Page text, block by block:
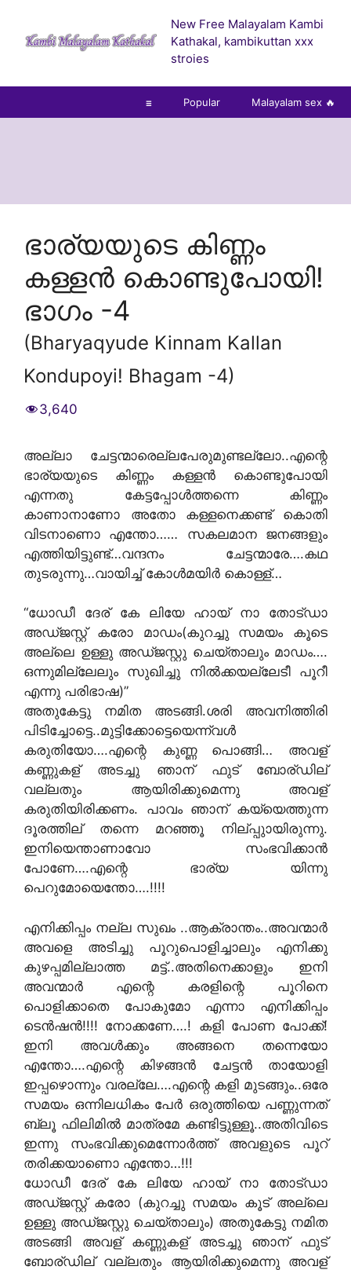
content
New Free Malayalam Kambi
Kathakal, kambikuttan xxx
stroies
☰ Popular Malayalam sex 🔥
ഭാര്യയുടെ കിണ്ണം
കള്ളന്‍ കൊണ്ടുപോയി!
ഭാഗം -4
(Bharyaqyude Kinnam Kallan
Kondupoyi! Bhagam -4)
3,640
അല്ലാ ചേട്ടന്മാരെല്ലപേരുമുണ്ടല്ലോ..എന്റെ
ഭാര്യയുടെ കിണ്ണം കള്ളന്‍ കൊണ്ടുപോയി
എന്നതു കേട്ടപ്പോള്‍ത്തന്നെ കിണ്ണം
കാണാനാണോ അതോ കള്ളനെക്കണ്ട് കൊതി
വിടനാണൊ എന്തോ…… സകലമാന ജനങ്ങളും
എത്തിയിട്ടുണ്ട്…വന്ദനം ചേട്ടന്മാരേ….കഥ
തുടരുന്നു…വായിച്ച് കോള്‍മയിര്‍ കൊള്ള്…
“ധോഡീ ദേര് കേ ലിയേ ഹായ് നാ തോട്ഡാ
അഡ്ജസ്റ്റ് കരോ മാഡം(കുറച്ചു സമയം കൂടെ
അല്ലെ ഉള്ളു അഡ്ജസ്റ്റു ചെയ്താലും മാഡം….
ഒന്നുമില്ലേലും സുഖിച്ചു നില്‍ക്കയല്ലേടീ പൂറീ
എന്നു പരിഭാഷ)”
അതുകേട്ടു നമിത അടങ്ങി.ശരി അവനിത്തിരി
പിടിച്ചോട്ടെ..മുട്ടിക്കോട്ടെയെന്ന്വള്‍
കരുതിയോ….എന്റെ കുണ്ണ പൊങ്ങി… അവള്
കണ്ണുകള് അടച്ചു ഞാന് ഫുട് ബോര്ഡില്
വല്ലതും ആയിരിക്കുമെന്നു അവള്
കരുതിയിരിക്കണം. പാവം ഞാന് കയ്യെത്തുന്ന
ദൂരത്തില് തന്നെ മറഞ്ഞൂ നില്പ്പുായിരുന്നു.
ഇനിയെന്താണാവോ സംഭവിക്കാന്‍
പോണേ….എന്റെ ഭാര്യ യിന്നു
പെറുമോയെന്തോ….!!!!
എനിക്കിപ്പം നല്ല സുഖം ..ആക്രാന്തം..അവന്മാര്‍
അവളെ അടിച്ചു പൂറുപൊളിച്ചാലും എനിക്കു
കുഴപ്പമില്ലാത്ത മട്ട്..അതിനെക്കാളും ഇനി
അവന്മാര്‍ എന്റെ കരളിന്റെ പൂറിനെ
പൊളിക്കാതെ പോകുമോ എന്നാ എനിക്കിപ്പം
ടെന്‍ഷന്‍!!!! നോക്കണേ….! കളി പോണ പോക്ക്!
ഇനി അവള്‍ക്കും അങ്ങനെ തന്നെയോ
എന്തോ….എന്റെ കിഴങ്ങന്‍ ചേട്ടന്‍ തായോളി
ഇപ്പഴൊന്നും വരല്ലേ….എന്റെ കളി മുടങ്ങും..ഒരേ
സമയം ഒന്നിലധികം പേര്‍ ഒരുത്തിയെ പണ്ണുന്നത്
ബ്ലൂ ഫിലിമില്‍ മാത്രമേ കണ്ടിട്ടുള്ളൂ..അതിവിടെ
ഇന്നു സംഭവിക്കുമെന്നോര്‍ത്ത് അവളുടെ പൂറ്
തരിക്കയാണൊ എന്തോ…!!!
ധോഡീ ദേര് കേ ലിയേ ഹായ് നാ തോട്ഡാ
അഡ്ജസ്റ്റ് കരോ (കുറച്ചു സമയം കൂട് അല്ലെ
ഉള്ളു അഡ്ജസ്റ്റു ചെയ്താലും) അതുകേട്ടു നമിത
അടങ്ങി അവള് കണ്ണുകള് അടച്ചു ഞാന് ഫുട്
ബോര്ഡില് വല്ലതും ആയിരിക്കുമെന്നു അവള്